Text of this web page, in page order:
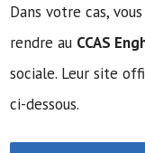
Dans votre cas,
rendre au CCAS
sociale. Leur site
ci-dessous.